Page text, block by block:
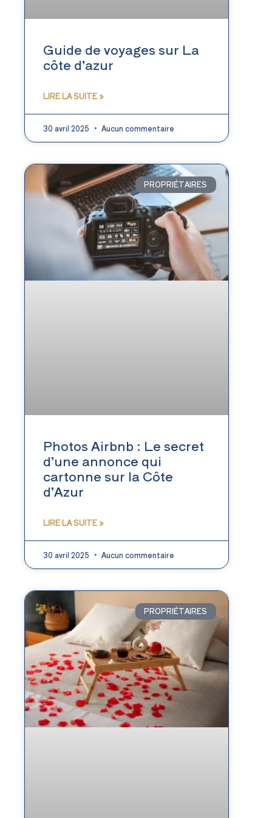
Guide de voyages sur La
côte d’azur
LIRE LA SUITE »
30 avril 2025 Aucun commentaire
PROPRIÉTAIRES
Photos Airbnb : Le secret
d’une annonce qui
cartonne sur la Côte
d’Azur
LIRE LA SUITE »
30 avril 2025 Aucun commentaire
PROPRIÉTAIRES